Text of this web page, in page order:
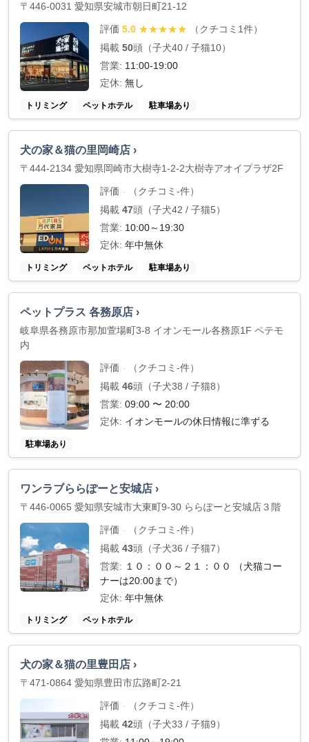
〒446-0031 愛知県安城市朝日町21-12
評価 5.0 ★★★★★
（クチコミ1件）
掲載 50頭（子犬40 / 子猫10）
営業: 11:00-19:00
定休: 無し
トリミング ペットホテル 駐車場あり
犬の家＆猫の里岡崎店 ›
〒444-2134 愛知県岡崎市大樹寺1-2-2大樹寺アオイプラザ2F
評価 -
（クチコミ-件）
掲載 47頭（子犬42 / 子猫5）
営業: 10:00～19:30
定休: 年中無休
トリミング ペットホテル 駐車場あり
ペットプラス 各務原店 ›
岐阜県各務原市那加萱場町3-8 イオンモール各務原1F ペテモ
内
評価 -
（クチコミ-件）
掲載 46頭（子犬38 / 子猫8）
営業: 09:00 〜 20:00
定休: イオンモールの休日情報に準ずる
駐車場あり
ワンラブららぽーと安城店 ›
〒446-0065 愛知県安城市大東町9-30 ららぽーと安城店３階
評価 -
（クチコミ-件）
掲載 43頭（子犬36 / 子猫7）
営業: １０：００～２１：００ （犬猫コー
ナーは20:00まで）
定休: 年中無休
トリミング ペットホテル
犬の家＆猫の里豊田店 ›
〒471-0864 愛知県豊田市広路町2-21
評価 -
（クチコミ-件）
掲載 42頭（子犬33 / 子猫9）